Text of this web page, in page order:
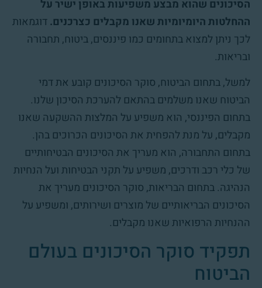
הסיכונים שהוא מבצע משפיעות באופן ישיר על
ההחלטות היומיומיות שאנו מקבלים כצרכנים.דוגמאות
לכך ניתן למצוא בתחומים כמו פיננסים, ביטוח, תחבורה
ובריאות.
למשל, בתחום הביטוח, סוקר הסיכונים קובע את דמי
הביטוח שאנו משלמים בהתאם להערכת הסיכון שלנו.
בתחום הפיננסי, הוא משפיע על המלצות ההשקעה שאנו
מקבלים, על מנת להפחית את הסיכונים הכרוכים בהן.
בתחום התחבורה, הוא מעריך את הסיכונים הבטיחותיים
של כלי רכב ודרכים, משפיע על תקני הבטיחות ועל הנחיות
הנהיגה. בתחום הבריאות, סוקר הסיכונים מעריך את
הסיכונים הבריאותיים של מוצרים ושירותים, ומשפיע על
ההנחיות הרפואיות שאנו מקבלים.
תפקיד סוקר הסיכונים בעולם
הביטוח